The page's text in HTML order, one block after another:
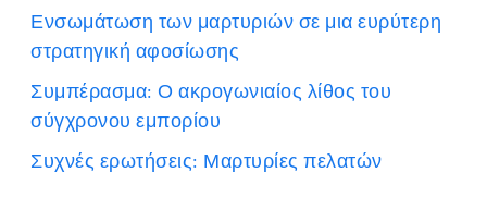
Ενσωμάτωση των μαρτυριών σε μια ευρύτερη
στρατηγική αφοσίωσης
Συμπέρασμα: Ο ακρογωνιαίος λίθος του
σύγχρονου εμπορίου
Συχνές ερωτήσεις: Μαρτυρίες πελατών